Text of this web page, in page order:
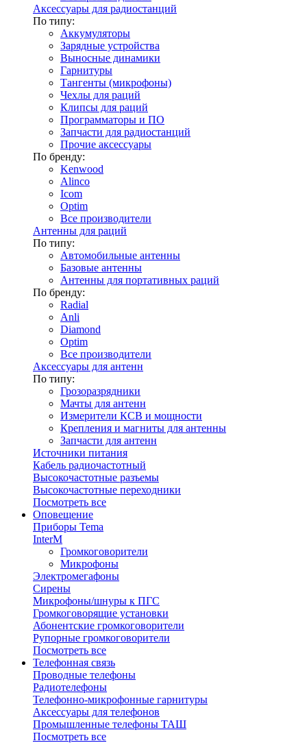
Аксессуары для радиостанций
По типу:
Аккумуляторы
Зарядные устройства
Выносные динамики
Гарнитуры
Тангенты (микрофоны)
Чехлы для раций
Клипсы для раций
Программаторы и ПО
Запчасти для радиостанций
Прочие аксессуары
По бренду:
Kenwood
Alinco
Icom
Optim
Все производители
Антенны для раций
По типу:
Автомобильные антенны
Базовые антенны
Антенны для портативных раций
По бренду:
Radial
Anli
Diamond
Optim
Все производители
Аксессуары для антенн
По типу:
Грозоразрядники
Мачты для антенн
Измерители КСВ и мощности
Крепления и магниты для антенны
Запчасти для антенн
Источники питания
Кабель радиочастотный
Высокочастотные разъемы
Высокочастотные переходники
Посмотреть все
Оповещение
Приборы Tema
InterM
Громкоговорители
Микрофоны
Электромегафоны
Сирены
Микрофоны/шнуры к ПГС
Громкоговорящие установки
Абонентские громкоговорители
Рупорные громкоговорители
Посмотреть все
Телефонная связь
Проводные телефоны
Радиотелефоны
Телефонно-микрофонные гарнитуры
Аксессуары для телефонов
Промышленные телефоны ТАШ
Посмотреть все